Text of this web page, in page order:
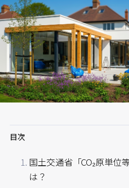
目次
国土交通省「CO₂原単位
は？